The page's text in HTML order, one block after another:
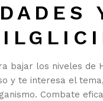
bajar los niveles de
y te interesa el
Combate